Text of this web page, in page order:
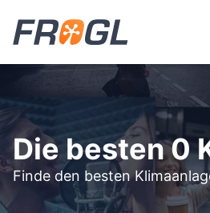
Die besten 0
Finde den besten